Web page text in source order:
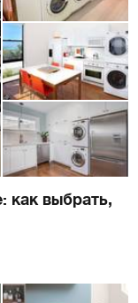
как выбрать,